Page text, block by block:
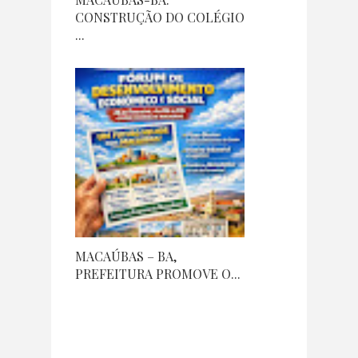
CONSTRUÇÃO DO COLÉGIO
...
MACAÚBAS – BA,
PREFEITURA PROMOVE O...